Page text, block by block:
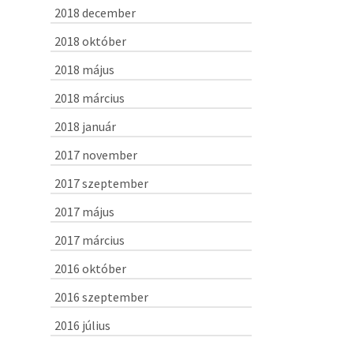
2018 december
2018 október
2018 május
2018 március
2018 január
2017 november
2017 szeptember
2017 május
2017 március
2016 október
2016 szeptember
2016 július